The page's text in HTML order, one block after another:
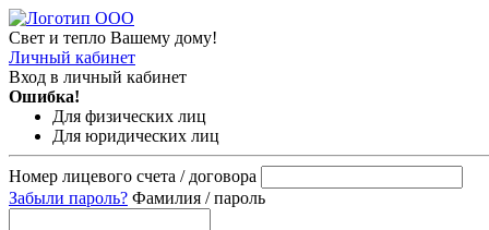
Свет и тепло Вашему дому!
Личный кабинет
Вход в личный кабинет
Ошибка!
Для физических лиц
Для юридических лиц
Номер лицевого счета / договора
Забыли пароль? Фамилия / пароль